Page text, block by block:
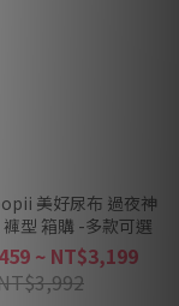
美好尿布 過夜神
器 黏貼型 褲型 箱購 -多款可選
~ NT$3,199